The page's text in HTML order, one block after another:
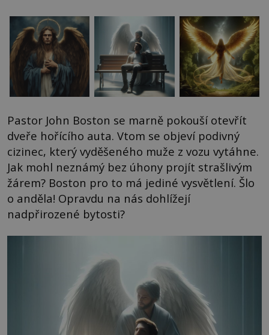
Pastor John Boston se marně pokouší otevřít
dveře hořícího auta. Vtom se objeví podivný
cizinec, který vyděšeného muže z vozu vytáhne.
Jak mohl neznámý bez úhony projít strašlivým
žárem? Boston pro to má jediné vysvětlení. Šlo
o anděla! Opravdu na nás dohlížejí
nadpřirozené bytosti?